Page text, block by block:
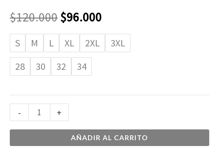
$120.000$96.000
S M L XL 2XL
3XL
28
30 32 34
- +
AÑADIR AL CARRITO